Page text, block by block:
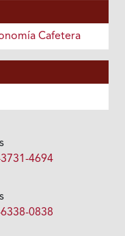
Cafetera
4694
0838